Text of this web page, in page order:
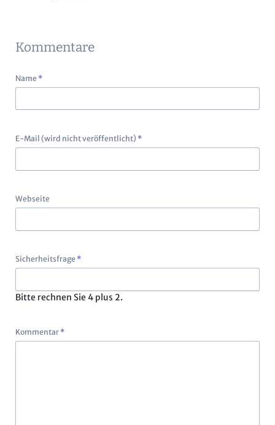
Kommentare
Pflichtfeld
Name *
Pflichtfeld
E-Mail (wird nicht veröffentlicht) *
Webseite
Pflichtfeld
Sicherheitsfrage *
Bitte rechnen Sie 4 plus 2.
Pflichtfeld
Kommentar *